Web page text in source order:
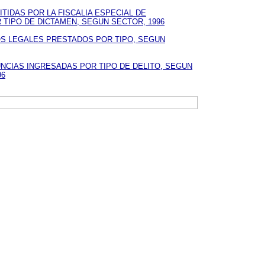
POR LA FISCALIA ESPECIAL DE
TIPO DE DICTAMEN, SEGUN SECTOR, 1996
LEGALES PRESTADOS POR TIPO, SEGUN
INGRESADAS POR TIPO DE DELITO, SEGUN